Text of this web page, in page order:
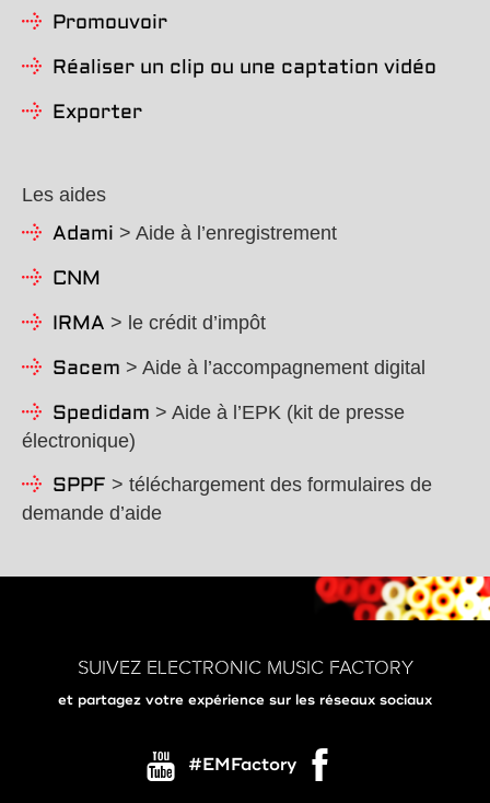
Promouvoir
Réaliser un clip ou une captation vidéo
Exporter
Les aides
Adami > Aide à l’enregistrement
CNM
IRMA > le crédit d’impôt
Sacem > Aide à l’accompagnement digital
Spedidam > Aide à l’EPK (kit de presse
électronique)
SPPF > téléchargement des formulaires de
demande d’aide
SUIVEZ ELECTRONIC MUSIC FACTORY
et partagez votre expérience sur les réseaux sociaux
#EMFactory